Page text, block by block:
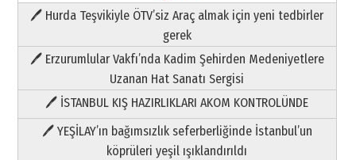
🖊 Hurda Teşvikiyle ÖTV’siz Araç almak için yeni tedbirler
gerek
🖊 Erzurumlular Vakfı’nda Kadim Şehirden Medeniyetlere
Uzanan Hat Sanatı Sergisi
🖊 İSTANBUL KIŞ HAZIRLIKLARI AKOM KONTROLÜNDE
🖊 YEŞİLAY’ın bağımsızlık seferberliğinde İstanbul’un
köprüleri yeşil ışıklandırıldı
Paranın Aile Kültüründeki Yeri
03 Ağustos 2026 Pazartesi
Yıldırım Gündoğdu
HAVVA’NIN ÜÇ KIZI
09 Temmuz 2026 Perşembe